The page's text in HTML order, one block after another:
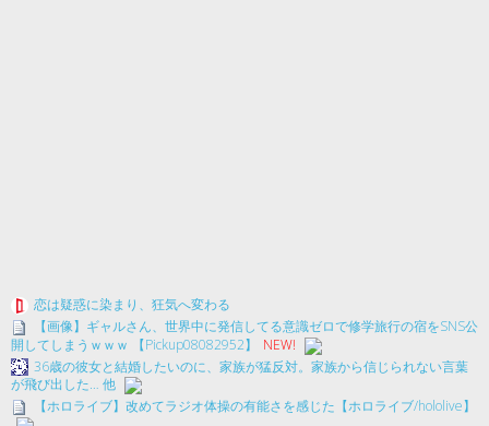
恋は疑惑に染まり、狂気へ変わる
【画像】ギャルさん、世界中に発信してる意識ゼロで修学旅行の宿をSNS公
開してしまうｗｗｗ 【Pickup08082952】
NEW!
36歳の彼女と結婚したいのに、家族が猛反対。家族から信じられない言葉
が飛び出した… 他
【ホロライブ】改めてラジオ体操の有能さを感じた【ホロライブ/hololive】